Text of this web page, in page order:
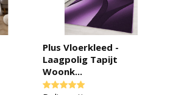
Plus Vloerkleed -
Laagpolig Tapijt
Woonk...